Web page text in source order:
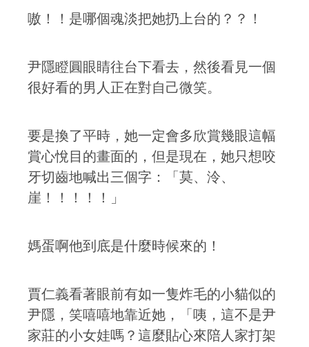
嗷！！是哪個魂淡把她扔上台的？？！
尹隱瞪圓眼睛往台下看去，然後看見一個
很好看的男人正在對自己微笑。
要是換了平時，她一定會多欣賞幾眼這幅
賞心悅目的畫面的，但是現在，她只想咬
牙切齒地喊出三個字：「莫、泠、
崖！！！！！」
媽蛋啊他到底是什麼時候來的！
賈仁義看著眼前有如一隻炸毛的小貓似的
尹隱，笑嘻嘻地靠近她，「咦，這不是尹
家莊的小女娃嗎？這麼貼心來陪人家打架